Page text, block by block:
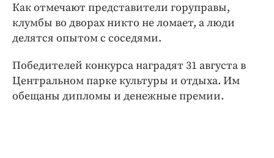
Как отмечают представители горуправы,
клумбы во дворах никто не ломает, а люди
делятся опытом с соседями.
Победителей конкурса наградят 31 августа в
Центральном парке культуры и отдыха. Им
обещаны дипломы и денежные премии.